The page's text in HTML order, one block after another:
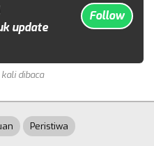
update
Follow
dibaca
Peristiwa